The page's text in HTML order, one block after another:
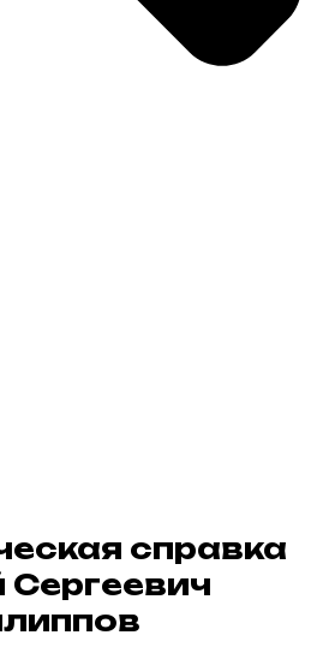
справка
Сергеевич